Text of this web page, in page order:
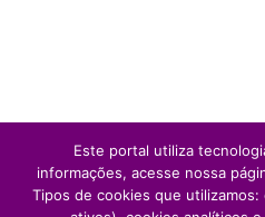
Este portal utiliza
informações, acesse nossa
Tipos de cookies que